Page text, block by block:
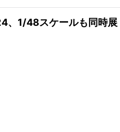
、1/48スケールも同時展